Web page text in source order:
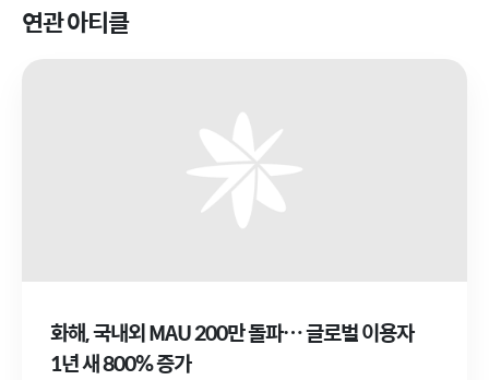
연관 아티클
화해, 국내외 MAU 200만 돌파… 글로벌 이용자
1년 새 800% 증가